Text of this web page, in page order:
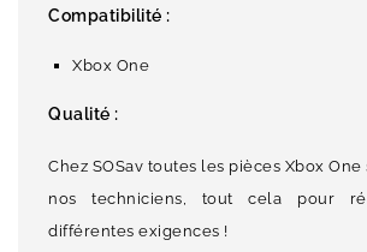
Compatibilité :
Xbox One
Qualité :
Chez SOSav toutes les pièces Xbox
nos techniciens, tout cela pour
différentes exigences !